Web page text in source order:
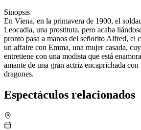
Sinopsis
En Viena, en la primavera de 1900, el
Leocadia, una prostituta, pero acaba
pronto pasa a manos del señorito Alfred, el
un affaire con Emma, una mujer casada,
entretiene con una modista que está
amante de una gran actriz encaprichada
dragones.
Espectáculos relacionados